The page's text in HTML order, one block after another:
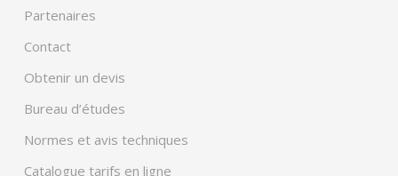
Partenaires
Contact
Obtenir un devis
Bureau d’études
Normes et avis techniques
Catalogue tarifs en ligne